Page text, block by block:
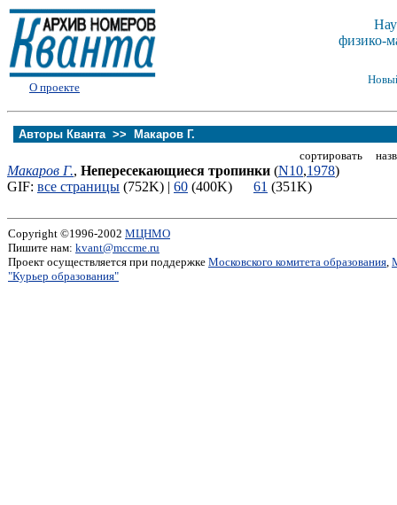
О проекте
физико-
Авторы Кванта >>
Макаров Г.
сортировать
Макаров Г., Непересекающиеся тропинки (N10,1978)
GIF: все страницы (752K) | 60 (400K) 61 (351K)
Copyright ©1996-2002 МЦНМО
Пишите нам: kvant@mccme.ru
Проект осуществляется при поддержке Московского комитета образования,
"Курьер образования"